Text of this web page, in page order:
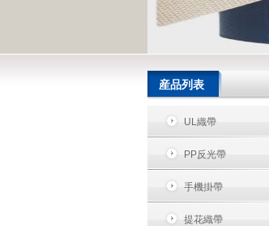
産品列表
UL織帶
PP反光帶
手機掛帶
提花織帶